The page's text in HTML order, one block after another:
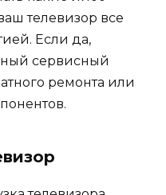
телевизор все
Если да,
сервисный
ремонта или